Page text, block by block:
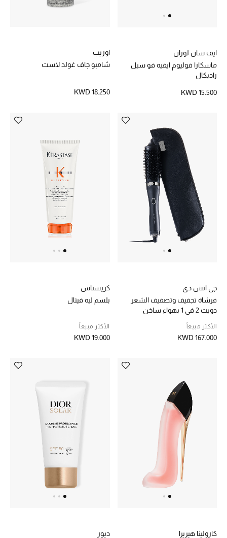
تسوقوا الأحذية
جميع مستحضرات الجمال
الجديد في عالم الجمال
الأكثر مبيعاً
العطور
مكتشف العطور
العناية بالبشرة
مستحضرات العناية
مستحضرات الاستحمام والعناية بالجسم
الصحة والعافية
الجمال في بلوميز
دليل مستلزمات الجمال
ماركات جديدة للجمال
ايف سان لوران
ماسكارا فوليوم ايفيه فو سيل
راديكال
KWD 15.500
اوريب
شامبو جاف غولد لاست
KWD 18.250
جي اتش دي
فرشاة تجفيف وتصفيف الشعر
دويت 2 في 1 بهواء ساخن
الأكثر مبيعاً
KWD 167.000
كريستاس
بلسم ليه فيتال
الأكثر مبيعاً
KWD 19.000
كارولينا هيريرا
ديور